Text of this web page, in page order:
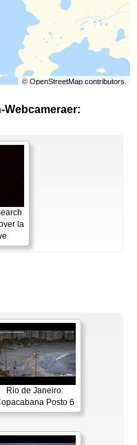
© OpenStreetMapcontributors.
la
Rio de Janeiro:
Posto 6